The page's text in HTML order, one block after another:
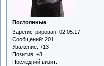
Постоянные
Зарегистрирован: 02.05.17
Сообщений: 201
Уважение: +13
Позитив: +3
Последний визит: